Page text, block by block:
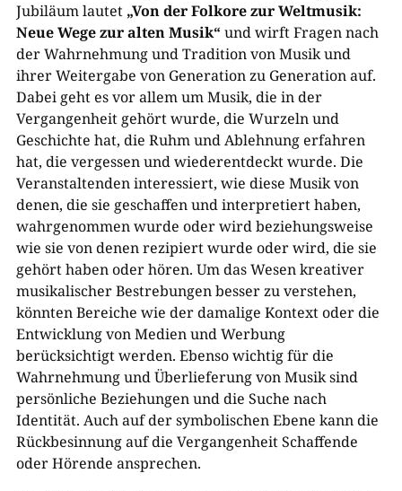
Jubiläum lautet „Von der Folkore zur Weltmusik:
Neue Wege zur alten Musik“ und wirft Fragen nach
der Wahrnehmung und Tradition von Musik und
ihrer Weitergabe von Generation zu Generation auf.
Dabei geht es vor allem um Musik, die in der
Vergangenheit gehört wurde, die Wurzeln und
Geschichte hat, die Ruhm und Ablehnung erfahren
hat, die vergessen und wiederentdeckt wurde. Die
Veranstaltenden interessiert, wie diese Musik von
denen, die sie geschaffen und interpretiert haben,
wahrgenommen wurde oder wird beziehungsweise
wie sie von denen rezipiert wurde oder wird, die sie
gehört haben oder hören. Um das Wesen kreativer
musikalischer Bestrebungen besser zu verstehen,
könnten Bereiche wie der damalige Kontext oder die
Entwicklung von Medien und Werbung
berücksichtigt werden. Ebenso wichtig für die
Wahrnehmung und Überlieferung von Musik sind
persönliche Beziehungen und die Suche nach
Identität. Auch auf der symbolischen Ebene kann die
Rückbesinnung auf die Vergangenheit Schaffende
oder Hörende ansprechen.